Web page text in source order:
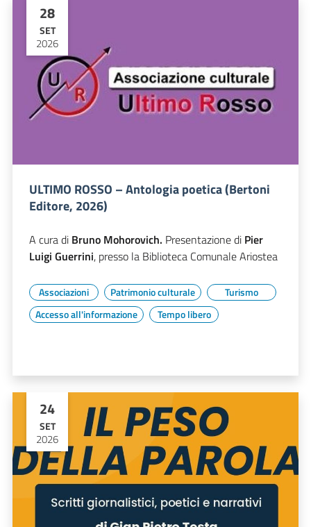
28
SET
2026
ULTIMO ROSSO – Antologia poetica (Bertoni
Editore, 2026)
A cura di Bruno Mohorovich. Presentazione di Pier
Luigi Guerrini, presso la Biblioteca Comunale Ariostea
Associazioni Patrimonio culturale
Turismo
Accesso all'informazione
Tempo libero
24
SET
2026